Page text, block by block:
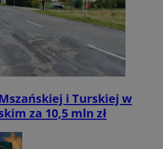
i Turskiej w
za 10,5 mln zł